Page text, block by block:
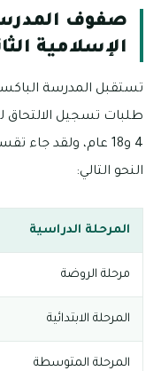
صفوف
الإسلامية
تستقبل المدرسة
طلبات تسجيل الالتحاق
4 و18 عام، ولقد
النحو التالي:
المرحلة الدراسية
مرحلة الروضة
المرحلة الابتدائية
المرحلة المتوسطة